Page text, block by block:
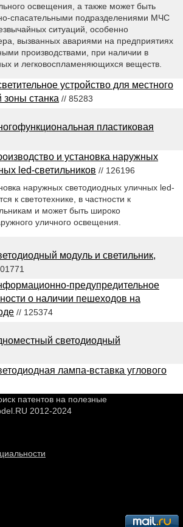
освещения, а также может быть
спасательными подразделениями МЧС
ситуаций, особенно
вызванных авариями на предприятиях
производствами, при наличии в
и легковоспламеняющихся веществ.
устройство для местного
станка // 85283
пластиковая
и установка наружных
led-светильников // 126196
наружных светодиодных уличных led-
к светотехнике, в частности к
и может быть широко
уличного освещения.
модуль и светильник,
предупредительное
о наличии пешеходов на
// 125374
светодиодный
лампа-вставка углового
патентов на полезные
2012-2024